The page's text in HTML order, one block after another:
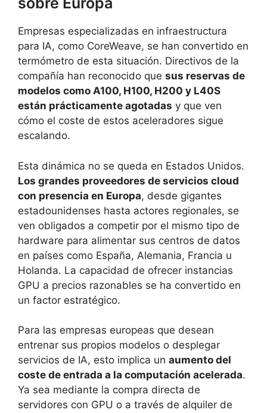
Empresas especializadas en infraestructura
para IA, como CoreWeave, se han convertido en
termómetro de esta situación. Directivos de la
compañía han reconocido que sus reservas de
modelos como A100, H100, H200 y L40S
están prácticamente agotadas y que ven
cómo el coste de estos aceleradores sigue
escalando.
Esta dinámica no se queda en Estados Unidos.
Los grandes proveedores de servicios cloud
con presencia en Europa, desde gigantes
estadounidenses hasta actores regionales, se
ven obligados a competir por el mismo tipo de
hardware para alimentar sus centros de datos
en países como España, Alemania, Francia u
Holanda. La capacidad de ofrecer instancias
GPU a precios razonables se ha convertido en
un factor estratégico.
Para las empresas europeas que desean
entrenar sus propios modelos o desplegar
servicios de IA, esto implica un aumento del
coste de entrada a la computación acelerada.
Ya sea mediante la compra directa de
servidores con GPU o a través de alquiler de